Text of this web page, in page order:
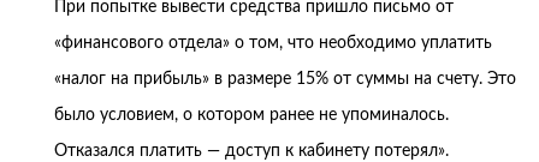
При попытке вывести средства пришло письмо от
«финансового отдела» о том, что необходимо уплатить
«налог на прибыль» в размере 15% от суммы на счету. Это
было условием, о котором ранее не упоминалось.
Отказался платить — доступ к кабинету потерял».